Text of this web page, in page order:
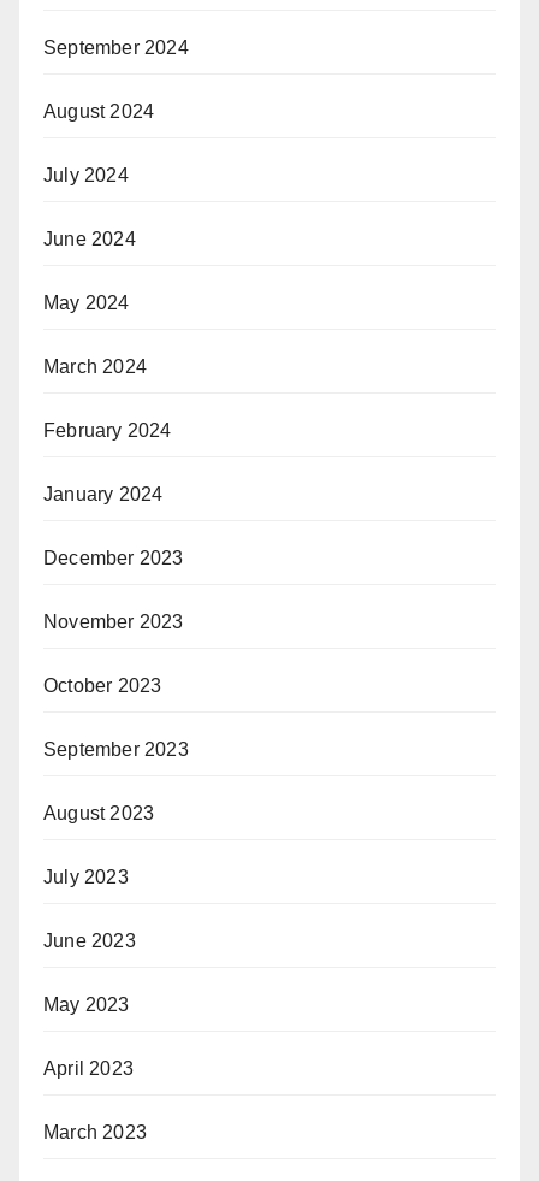
September 2024
August 2024
July 2024
June 2024
May 2024
March 2024
February 2024
January 2024
December 2023
November 2023
October 2023
September 2023
August 2023
July 2023
June 2023
May 2023
April 2023
March 2023